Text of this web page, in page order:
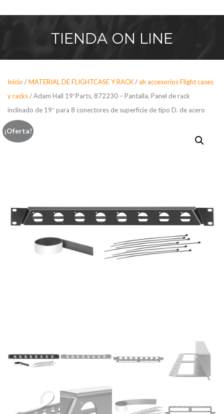
TIENDA ON LINE
Inicio /MATERIAL DE FLIGHTCASE Y RACK/ah accesorios Flight cases
y racks/ Adam Hall 19″Parts, 872230 – Pantalla, Panel de rack
inclinado de 19″ para 8 conectores de superficie de tipo D. de acero
¡Oferta!